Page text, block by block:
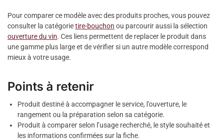
Pour comparer ce modèle avec des produits proches, vous pouvez
consulter la catégorietire-bouchon ou parcourir aussi la sélection
ouverture du vin. Ces liens permettent de replacer le produit dans
une gamme plus large et de vérifier si un autre modèle correspond
mieux à votre usage.
Points à retenir
Produit destiné à accompagner le service, l’ouverture, le
rangement ou la préparation selon sa catégorie.
Produit à comparer selon l’usage recherché, le style souhaité et
les informations confirmées sur la fiche.